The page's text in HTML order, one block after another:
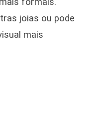
joias ou pode
mais